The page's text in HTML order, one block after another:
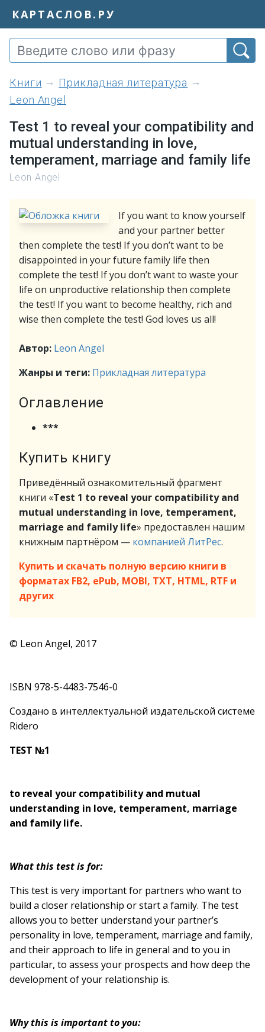
КАРТАСЛОВ.РУ
книги
Прикладная литература
Leon Angel
Test 1 to reveal your compatibility and
mutual understanding in love,
temperament, marriage and family life
Leon Angel
If you want to know yourself
and your partner better
then complete the test! If you don’t want to be
disappointed in your future family life then
complete the test! If you don’t want to waste your
life on unproductive relationship then complete
the test! If you want to become healthy, rich and
wise then complete the test! God loves us all!
Автор: Leon Angel
Жанры и теги: Прикладная литература
Оглавление
***
Купить книгу
Приведённый ознакомительный фрагмент
книги «Test 1 to reveal your compatibility and
mutual understanding in love, temperament,
marriage and family life» предоставлен нашим
книжным партнёром — компанией ЛитРес.
Купить и скачать полную версию книги в
форматах FB2, ePub, MOBI, TXT, HTML, RTF и
других
© Leon Angel, 2017
ISBN 978-5-4483-7546-0
Создано в интеллектуальной издательской системе
Ridero
TEST №1
to reveal your compatibility and mutual
understanding in love, temperament, marriage
and family life.
What this test is for:
This test is very important for partners who want to
build a closer relationship or start a family. The test
allows you to better understand your partner’s
personality in love, temperament, marriage and family,
and their approach to life in general and to you in
particular, to assess your prospects and how deep the
development of your relationship is.
Why this is important to you: